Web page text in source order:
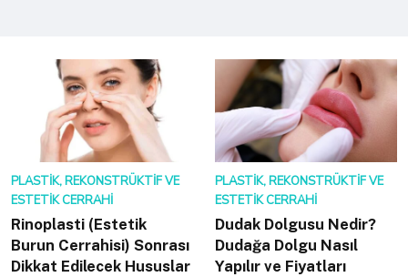
PLASTIK, REKONSTRÜKTIF VE
ESTETIK CERRAHI
Rinoplasti (Estetik
Burun Cerrahisi) Sonrası
Dikkat Edilecek Hususlar
PLASTIK, REKONSTRÜKTIF VE
ESTETIK CERRAHI
Dudak Dolgusu Nedir?
Dudağa Dolgu Nasıl
Yapılır ve Fiyatları